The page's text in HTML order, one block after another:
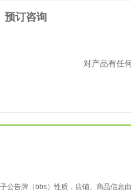
预订咨询
对产品有任
公告牌（bbs）性质，店铺、商品信